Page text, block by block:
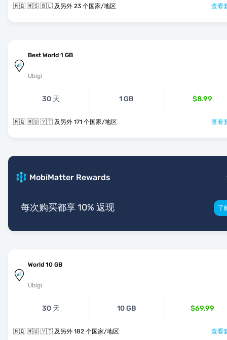
🇲🇶 🇲🇸 🇧🇱 及另外 23 个国家/地区 查看
Best World 1 GB
Ubigi
30 天 1 GB $8.99
🇲🇶 🇲🇺 🇾🇹 及另外 171 个国家/地区 查看
MobiMatter Rewards
每次购买都享 10% 返现 了
World 10 GB
Ubigi
30 天 10 GB $69.99
🇲🇶 🇲🇺 🇾🇹 及另外 182 个国家/地区 查看